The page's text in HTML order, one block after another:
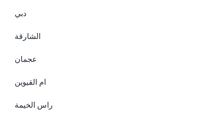
دبي
الشارقة
عجمان
ام القيوين
راس الخيمة